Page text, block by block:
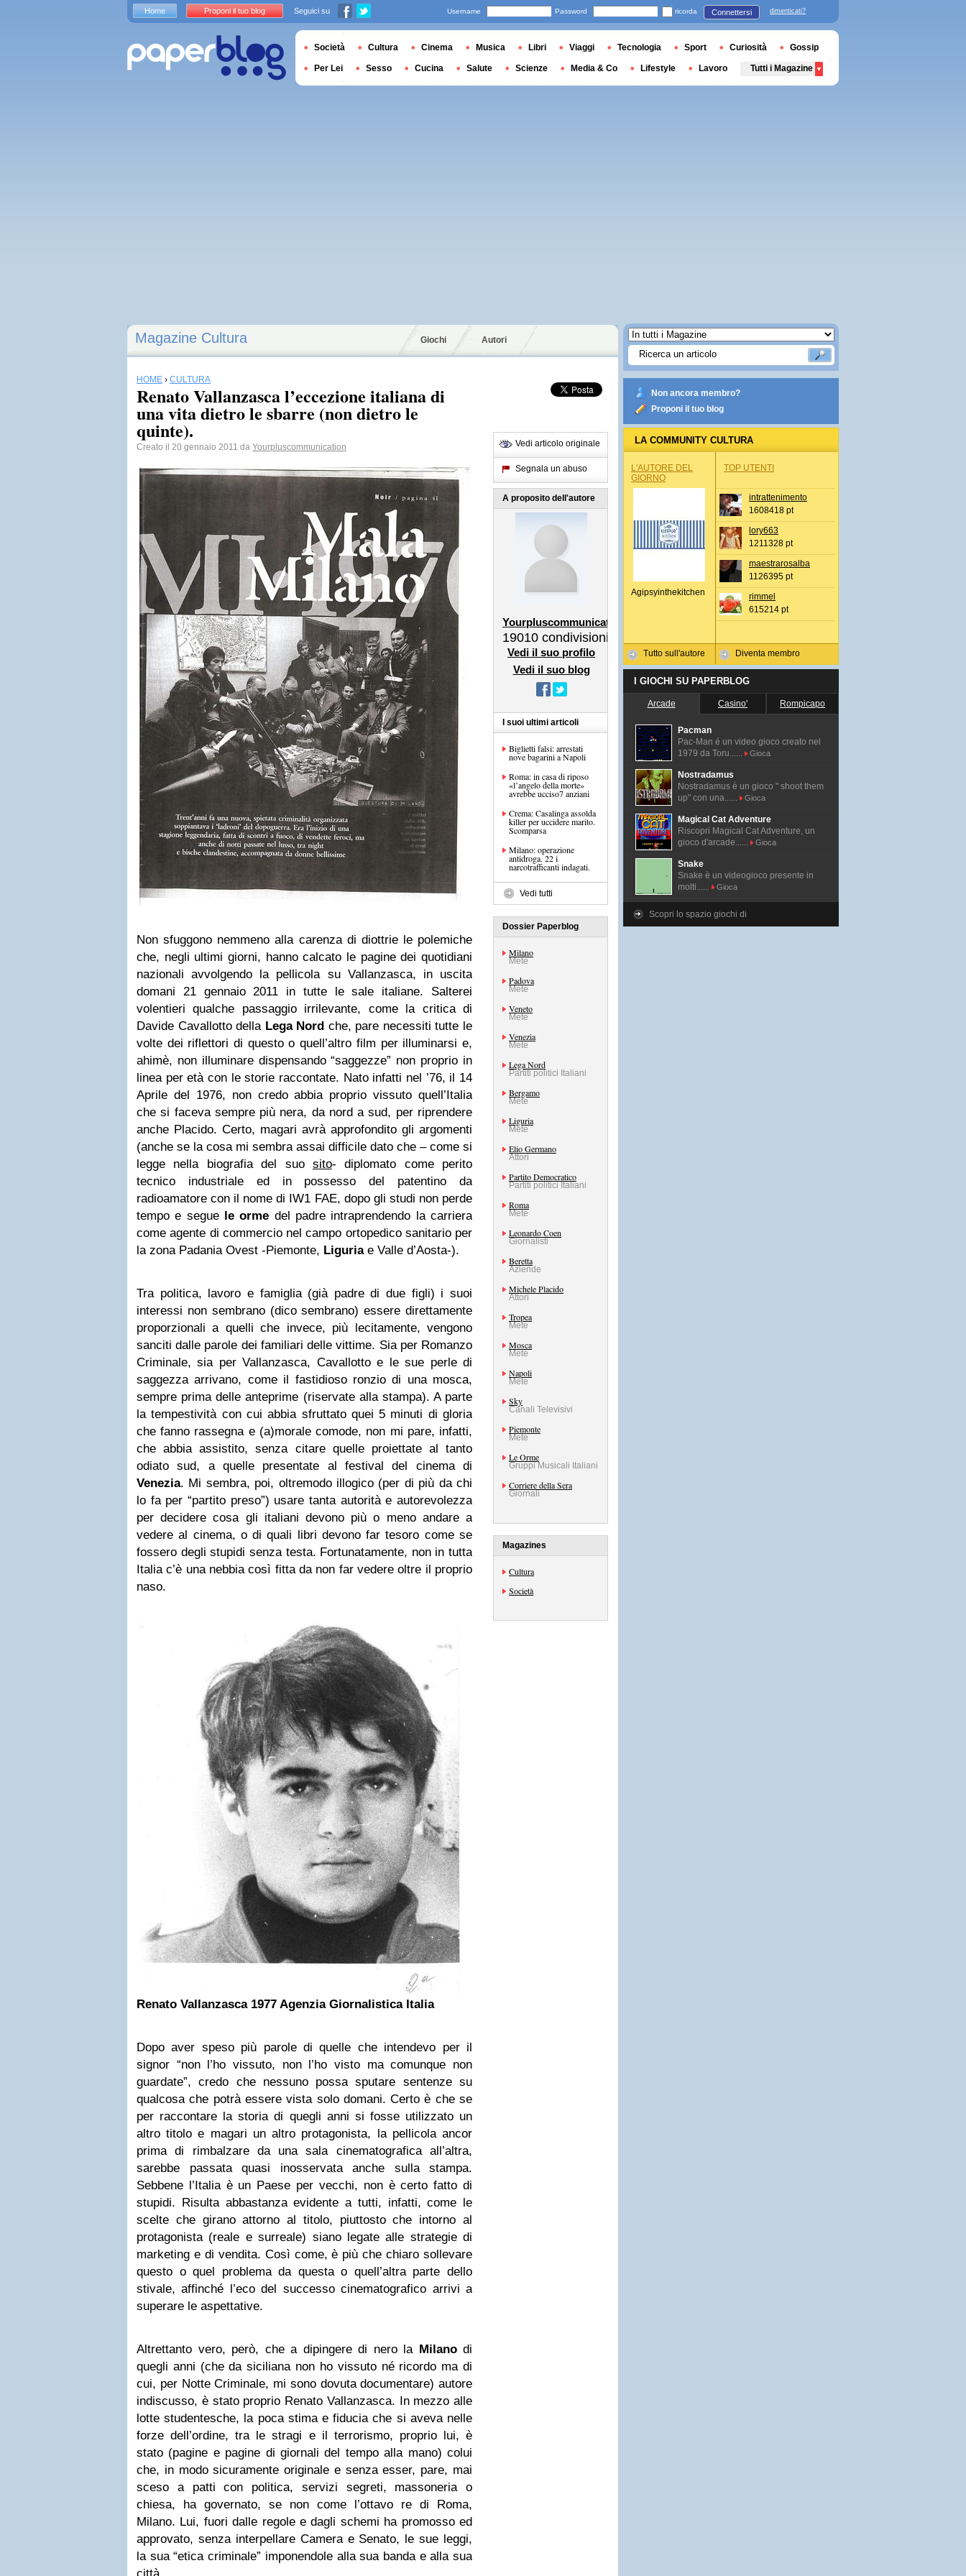
Magazine Cultura Giochi Autori
HOME › CULTURA
Renato Vallanzasca l’eccezione italiana di
una vita dietro le sbarre (non dietro le
quinte).
Creato il 20 gennaio 2011 da Yourpluscommunication
Non sfuggono nemmeno alla carenza di diottrie le polemiche
che, negli ultimi giorni, hanno calcato le pagine dei quotidiani
nazionali avvolgendo la pellicola su Vallanzasca, in uscita
domani 21 gennaio 2011 in tutte le sale italiane. Salterei
volentieri qualche passaggio irrilevante, come la critica di
Davide Cavallotto della Lega Nord che, pare necessiti tutte le
volte dei riflettori di questo o quell’altro film per illuminarsi e,
ahimè, non illuminare dispensando “saggezze” non proprio in
linea per età con le storie raccontate. Nato infatti nel ’76, il 14
Aprile del 1976, non credo abbia proprio vissuto quell’Italia
che si faceva sempre più nera, da nord a sud, per riprendere
anche Placido. Certo, magari avrà approfondito gli argomenti
(anche se la cosa mi sembra assai difficile dato che – come si
legge nella biografia del suo sito- diplomato come perito
tecnico industriale ed in possesso del patentino da
radioamatore con il nome di IW1 FAE, dopo gli studi non perde
tempo e segue le orme del padre intraprendendo la carriera
come agente di commercio nel campo ortopedico sanitario per
la zona Padania Ovest -Piemonte, Liguriae Valle d’Aosta-).
Tra politica, lavoro e famiglia (già padre di due figli) i suoi
interessi non sembrano (dico sembrano) essere direttamente
proporzionali a quelli che invece, più lecitamente, vengono
sanciti dalle parole dei familiari delle vittime. Sia per Romanzo
Criminale, sia per Vallanzasca, Cavallotto e le sue perle di
saggezza arrivano, come il fastidioso ronzio di una mosca,
sempre prima delle anteprime (riservate alla stampa). A parte
la tempestività con cui abbia sfruttato quei 5 minuti di gloria
che fanno rassegna e (a)morale comode, non mi pare, infatti,
che abbia assistito, senza citare quelle proiettate al tanto
odiato sud, a quelle presentate al festival del cinema di
Venezia. Mi sembra, poi, oltremodo illogico (per di più da chi
lo fa per “partito preso”) usare tanta autorità e autorevolezza
per decidere cosa gli italiani devono più o meno andare a
vedere al cinema, o di quali libri devono far tesoro come se
fossero degli stupidi senza testa. Fortunatamente, non in tutta
Italia c’è una nebbia così fitta da non far vedere oltre il proprio
naso.
Renato Vallanzasca 1977 Agenzia Giornalistica Italia
Dopo aver speso più parole di quelle che intendevo per il
signor “non l’ho vissuto, non l’ho visto ma comunque non
guardate”, credo che nessuno possa sputare sentenze su
qualcosa che potrà essere vista solo domani. Certo è che se
per raccontare la storia di quegli anni si fosse utilizzato un
altro titolo e magari un altro protagonista, la pellicola ancor
prima di rimbalzare da una sala cinematografica all’altra,
sarebbe passata quasi inosservata anche sulla stampa.
Sebbene l’Italia è un Paese per vecchi, non è certo fatto di
stupidi. Risulta abbastanza evidente a tutti, infatti, come le
scelte che girano attorno al titolo, piuttosto che intorno al
protagonista (reale e surreale) siano legate alle strategie di
marketing e di vendita. Così come, è più che chiaro sollevare
questo o quel problema da questa o quell’altra parte dello
stivale, affinché l’eco del successo cinematografico arrivi a
superare le aspettative.
Altrettanto vero, però, che a dipingere di nero la Milanodi
quegli anni (che da siciliana non ho vissuto né ricordo ma di
cui, per Notte Criminale, mi sono dovuta documentare) autore
indiscusso, è stato proprio Renato Vallanzasca. In mezzo alle
lotte studentesche, la poca stima e fiducia che si aveva nelle
forze dell’ordine, tra le stragi e il terrorismo, proprio lui, è
stato (pagine e pagine di giornali del tempo alla mano) colui
che, in modo sicuramente originale e senza esser, pare, mai
sceso a patti con politica, servizi segreti, massoneria o
chiesa, ha governato, se non come l’ottavo re di Roma,
Milano. Lui, fuori dalle regole e dagli schemi ha promosso ed
approvato, senza interpellare Camera e Senato, le sue leggi,
la sua “etica criminale” imponendole alla sua banda e alla sua
Vedi articolo originale
Segnala un abuso
A proposito dell'autore
Yourpluscommunication
19010 condivisioni
Vedi il suo profilo
Vedi il suo blog
I suoi ultimi articoli
Biglietti falsi: arrestati
nove bagarini a Napoli
Roma: in casa di riposo
«l’angelo della morte»
avrebbe ucciso7 anziani
Crema: Casalinga assolda
killer per uccidere marito.
Scomparsa
Milano: operazione
antidroga. 22 i
narcotrafficanti indagati.
Vedi tutti
Dossier Paperblog
Milano
Mete
Padova
Mete
Veneto
Mete
Venezia
Mete
Lega Nord
Partiti politici Italiani
Bergamo
Mete
Liguria
Mete
Elio Germano
Attori
Partito Democratico
Partiti politici Italiani
Roma
Mete
Leonardo Coen
Giornalisti
Beretta
Aziende
Michele Placido
Attori
Tropea
Mete
Mosca
Mete
Napoli
Mete
Sky
Canali Televisivi
Piemonte
Mete
Le Orme
Gruppi Musicali Italiani
Corriere della Sera
Giornali
Magazines
Cultura
Società
Non ancora membro?
Proponi il tuo blog
LA COMMUNITY CULTURA
L'AUTORE DEL
GIORNO
Agipsyinthekitchen
Tutto sull'autore
TOP UTENTI
intrattenimento
1608418 pt
lory663
1211328 pt
maestrarosalba
1126395 pt
rimmel
615214 pt
Diventa membro
I GIOCHI SU PAPERBLOG
Arcade Casino' Rompicapo
Pacman
Pac-Man é un video gioco creato nel
1979 da Toru......
Gioca
Nostradamus
Nostradamus è un gioco " shoot them
up" con una......
Gioca
Magical Cat Adventure
Riscopri Magical Cat Adventure, un
gioco d'arcade......
Gioca
Snake
Snake è un videogioco presente in
molti......
Gioca
Scopri lo spazio giochi di
Home Proponi il tuo blog Seguici su Username Password ricorda Connettersi dimenticati?
Società Cultura Cinema Musica Libri Viaggi Tecnologia Sport Curiosità Gossip
Per Lei Sesso Cucina Salute Scienze Media & Co Lifestyle Lavoro Tutti i Magazine